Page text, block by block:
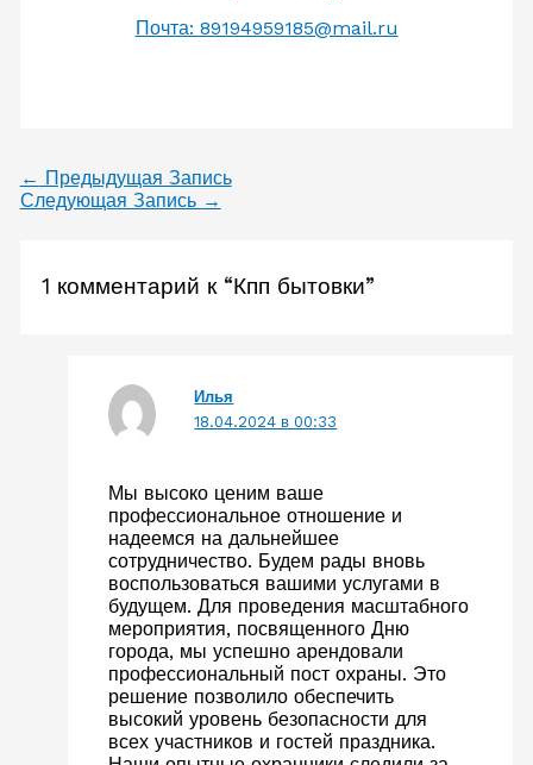
Почта: 89194959185@mail.ru
← Предыдущая Запись
Следующая Запись →
1 комментарий к “Кпп бытовки”
Илья
18.04.2024 в 00:33
Мы высоко ценим ваше
профессиональное отношение и
надеемся на дальнейшее
сотрудничество. Будем рады вновь
воспользоваться вашими услугами в
будущем. Для проведения масштабного
мероприятия, посвященного Дню
города, мы успешно арендовали
профессиональный пост охраны. Это
решение позволило обеспечить
высокий уровень безопасности для
всех участников и гостей праздника.